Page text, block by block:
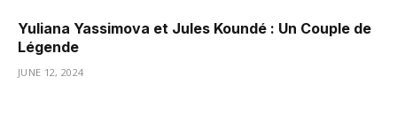
Yuliana Yassimova et Jules Koundé : Un Couple de
Légende
JUNE 12, 2024